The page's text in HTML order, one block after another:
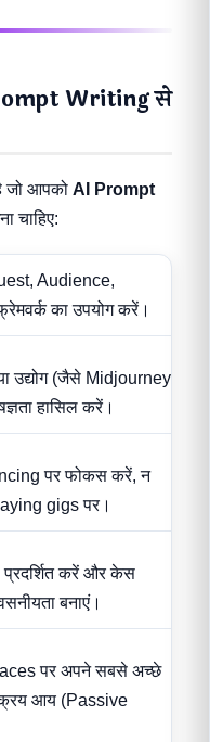
Writing से
जो आपको AI Prompt
चाहिए:
Audience,
का उपयोग करें।
उद्योग (जैसे Midjourney
हासिल करें।
पर फोकस करें, न
gigs पर।
प्रदर्शित करें और केस
बनाएं।
पर अपने सबसे अच्छे
आय (Passive